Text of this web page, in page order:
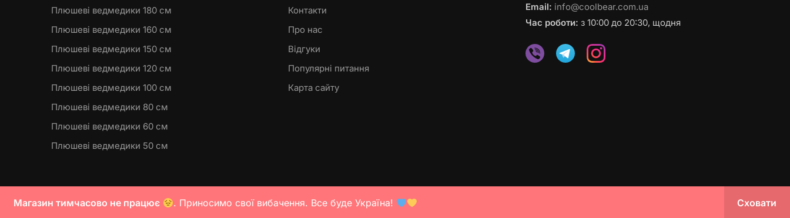
Магазин тимчасово не працює . Приносимо свої вибачення. Все буде Україна! Сховати
Плюшеві ведмедики 180 см
Плюшеві ведмедики 160 см
Плюшеві ведмедики 150 см
Плюшеві ведмедики 120 см
Плюшеві ведмедики 100 см
Плюшеві ведмедики 80 см
Плюшеві ведмедики 60 см
Плюшеві ведмедики 50 см
Контакти
Про нас
Відгуки
Популярні питання
Карта сайту
Email: info@coolbear.com.ua
Час роботи: з 10:00 до 20:30, щодня